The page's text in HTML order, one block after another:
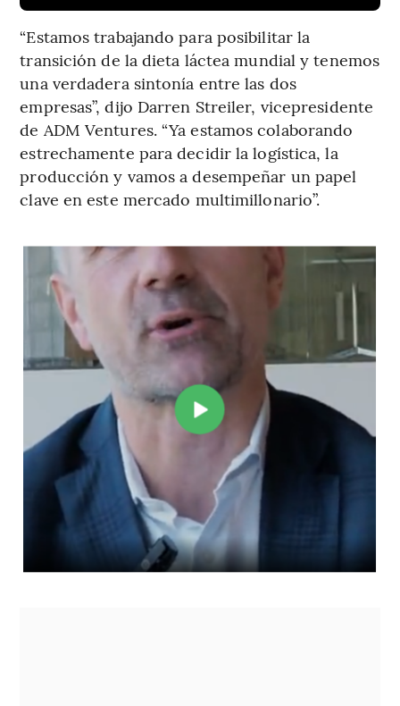
“Estamos trabajando para posibilitar la
transición de la dieta láctea mundial y tenemos
una verdadera sintonía entre las dos
empresas”, dijo Darren Streiler, vicepresidente
de ADM Ventures. “Ya estamos colaborando
estrechamente para decidir la logística, la
producción y vamos a desempeñar un papel
clave en este mercado multimillonario”.